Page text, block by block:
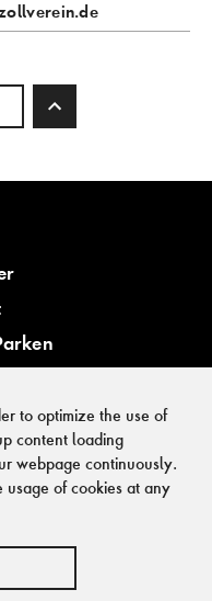
to optimize the use of
content loading
webpage continuously.
of cookies at any